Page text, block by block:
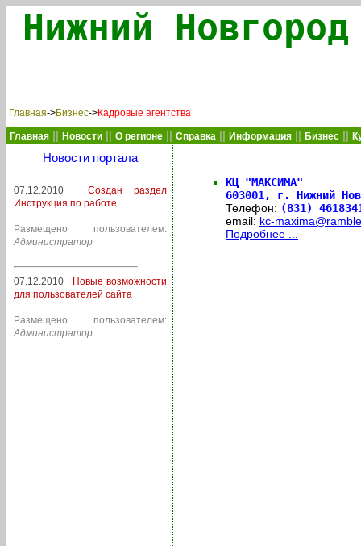
Нижний
КЦ "МАКСИМА"
603001, г. Нижний
Телефон: (831)
email: kc-
Подробнее ...
Главная->Бизнес->Кадровые агентства
Главная Новости О регионе Справка Информация Бизнес
Новости портала
07.12.2010
Создан раздел
Инструкция по работе
Размещено пользователем:
Администратор
07.12.2010
Новые возможности
для пользователей сайта
Размещено пользователем:
Администратор